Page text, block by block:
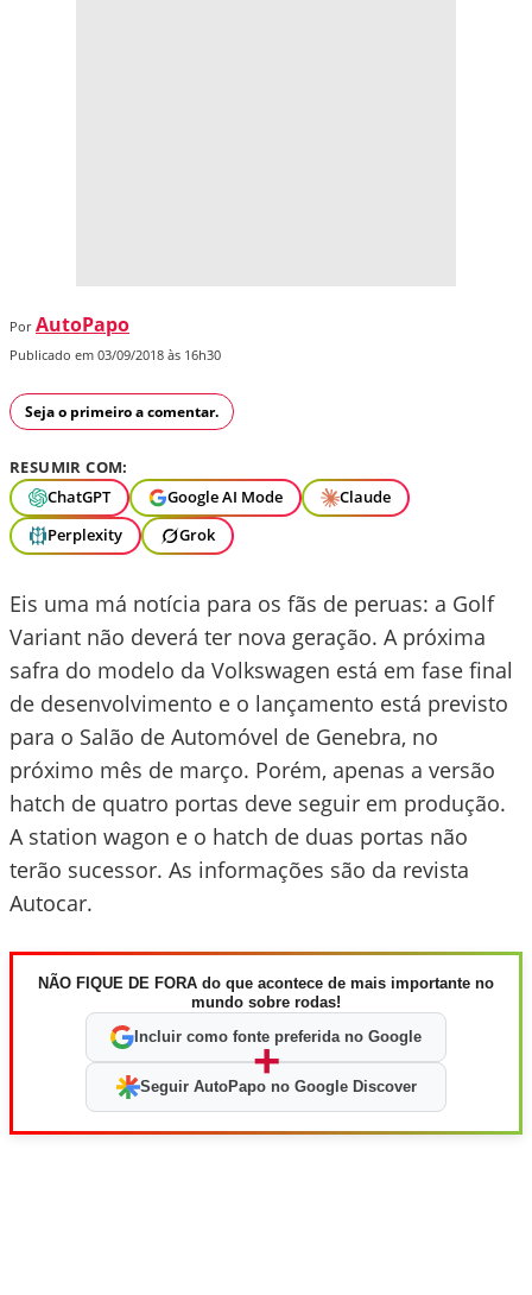
Por AutoPapo
Publicado em 03/09/2018 às 16h30
Seja o primeiro a comentar.
RESUMIR COM:
ChatGPT
Google AI Mode
Claude
Perplexity
Grok
Eis uma má notícia para os fãs de peruas: a Golf
Variant não deverá ter nova geração. A próxima
safra do modelo da Volkswagen está em fase final
de desenvolvimento e o lançamento está previsto
para o Salão de Automóvel de Genebra, no
próximo mês de março. Porém, apenas a versão
hatch de quatro portas deve seguir em produção.
A station wagon e o hatch de duas portas não
terão sucessor. As informações são da revista
Autocar.
NÃO FIQUE DE FORA do que acontece de mais importante no
mundo sobre rodas!
Incluir como fonte preferida no Google
+
Seguir AutoPapo no Google Discover